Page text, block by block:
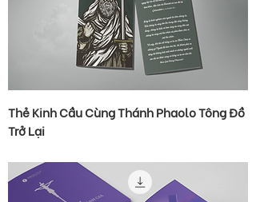
Thẻ Kinh Cầu Cùng Thánh Phaolo Tông Đồ
Trở Lại